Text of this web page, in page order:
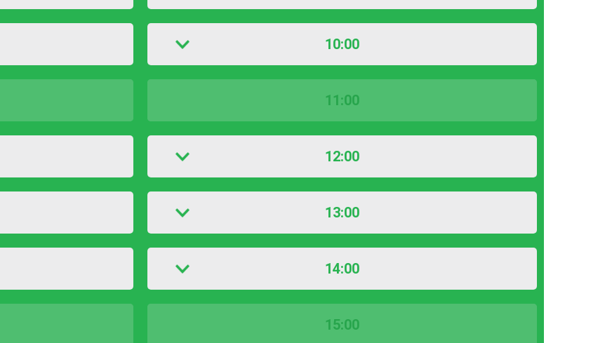
10:00
11:00
12:00
13:00
14:00
15:00